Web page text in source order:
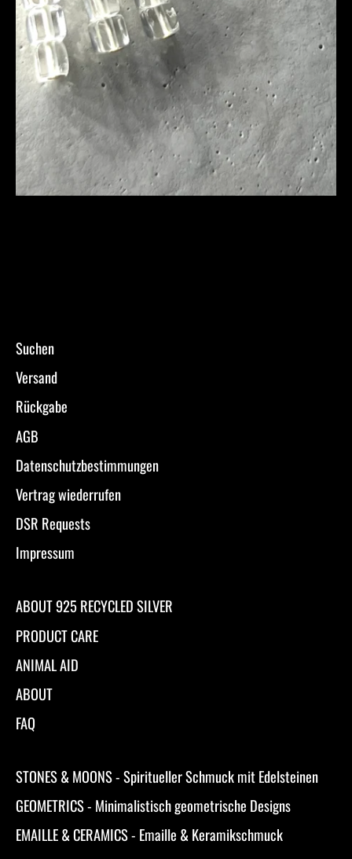
Suchen
Versand
Rückgabe
AGB
Datenschutzbestimmungen
Vertrag wiederrufen
DSR Requests
Impressum
ABOUT 925 RECYCLED SILVER
PRODUCT CARE
ANIMAL AID
ABOUT
FAQ
STONES & MOONS - Spiritueller Schmuck mit Edelsteinen
GEOMETRICS - Minimalistisch geometrische Designs
EMAILLE & CERAMICS - Emaille & Keramikschmuck